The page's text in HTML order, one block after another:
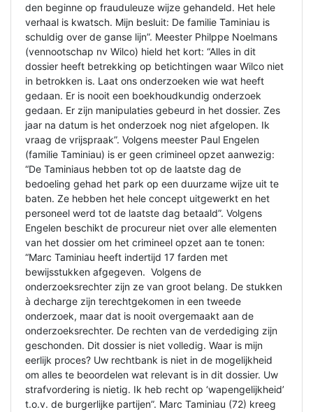
den beginne op frauduleuze wijze gehandeld. Het hele
verhaal is kwatsch. Mijn besluit: De familie Taminiau is
schuldig over de ganse lijn”. Meester Philppe Noelmans
(vennootschap nv Wilco) hield het kort: “Alles in dit
dossier heeft betrekking op betichtingen waar Wilco niet
in betrokken is. Laat ons onderzoeken wie wat heeft
gedaan. Er is nooit een boekhoudkundig onderzoek
gedaan. Er zijn manipulaties gebeurd in het dossier. Zes
jaar na datum is het onderzoek nog niet afgelopen. Ik
vraag de vrijspraak”. Volgens meester Paul Engelen
(familie Taminiau) is er geen crimineel opzet aanwezig:
“De Taminiaus hebben tot op de laatste dag de
bedoeling gehad het park op een duurzame wijze uit te
baten. Ze hebben het hele concept uitgewerkt en het
personeel werd tot de laatste dag betaald”. Volgens
Engelen beschikt de procureur niet over alle elementen
van het dossier om het crimineel opzet aan te tonen:
“Marc Taminiau heeft indertijd 17 farden met
bewijsstukken afgegeven. Volgens de
onderzoeksrechter zijn ze van groot belang. De stukken
à decharge zijn terechtgekomen in een tweede
onderzoek, maar dat is nooit overgemaakt aan de
onderzoeksrechter. De rechten van de verdediging zijn
geschonden. Dit dossier is niet volledig. Waar is mijn
eerlijk proces? Uw rechtbank is niet in de mogelijkheid
om alles te beoordelen wat relevant is in dit dossier. Uw
strafvordering is nietig. Ik heb recht op ‘wapengelijkheid’
t.o.v. de burgerlijke partijen”. Marc Taminiau (72) kreeg